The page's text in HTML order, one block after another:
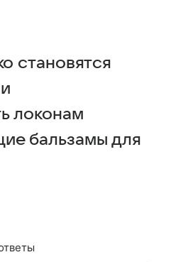
становятся
локонам
бальзамы для